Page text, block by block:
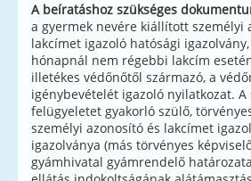
A beíratáshoz szükséges
a gyermek nevére kiállított személyi
lakcímet igazoló hatósági igazolvány,
hónapnál nem régebbi lakcím
illetékes védőnőtől származó, a
igénybevételét igazoló nyilatkozat. A
felügyeletet gyakorló szülő,
személyi azonosító és lakcímet
igazolványa (más törvényes
gyámhivatal gyámrendelő